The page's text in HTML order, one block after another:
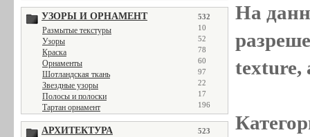
УЗОРЫ И ОРНАМЕНТ 532
Размытые текстуры 10
Узоры 52
Краска 78
Орнаменты 60
Шотландская ткань 97
Звездные узоры 22
Полосы и полоски 17
Тартан орнамент 196
АРХИТЕКТУРА 523
На
texture,